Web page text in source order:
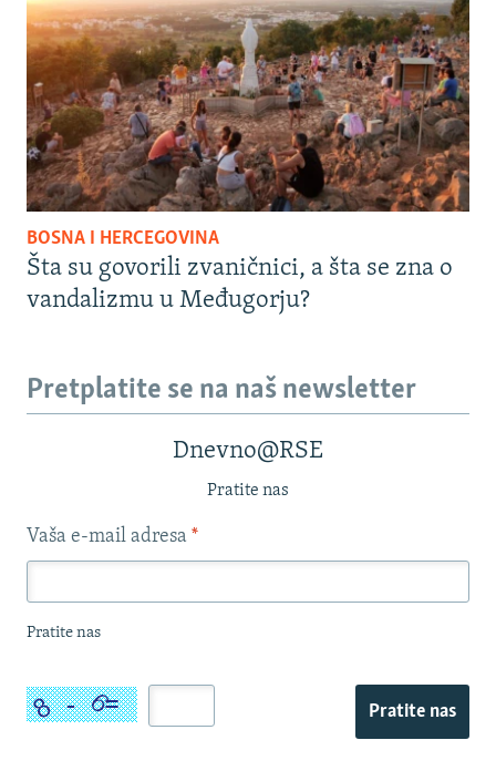
BOSNA I HERCEGOVINA
Šta su govorili zvaničnici, a šta se zna o
vandalizmu u Međugorju?
Pretplatite se na naš newsletter
Dnevno@RSE
Pratite nas
Vaša e-mail adresa *
Pratite nas
Pratite nas